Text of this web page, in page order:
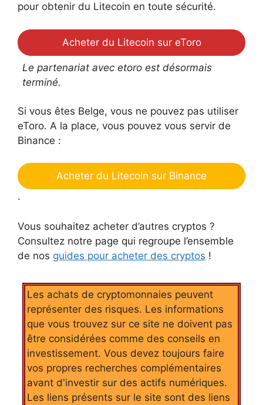
pour obtenir du Litecoin en toute sécurité.
Acheter du Litecoin sur eToro
Le partenariat avec etoro est désormais
terminé.
Si vous êtes Belge, vous ne pouvez pas utiliser
eToro. A la place, vous pouvez vous servir de
Binance :
Acheter du Litecoin sur Binance
.
Vous souhaitez acheter d’autres cryptos ?
Consultez notre page qui regroupe l’ensemble
de nos guides pour acheter des cryptos !
Les achats de cryptomonnaies peuvent
représenter des risques. Les informations
que vous trouvez sur ce site ne doivent pas
être considérées comme des conseils en
investissement. Vous devez toujours faire
vos propres recherches complémentaires
avant d'investir sur des actifs numériques.
Les liens présents sur le site sont des liens